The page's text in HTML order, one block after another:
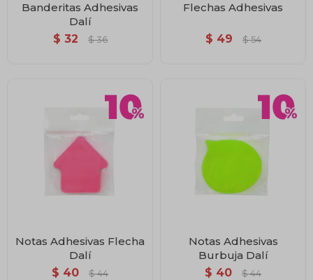
Banderitas Adhesivas
Dalí
$ 32 $ 36
Flechas Adhesivas
$ 49 $ 54
Notas Adhesivas Flecha
Dalí
$ 40 $ 44
Notas Adhesivas
Burbuja Dalí
$ 40 $ 44